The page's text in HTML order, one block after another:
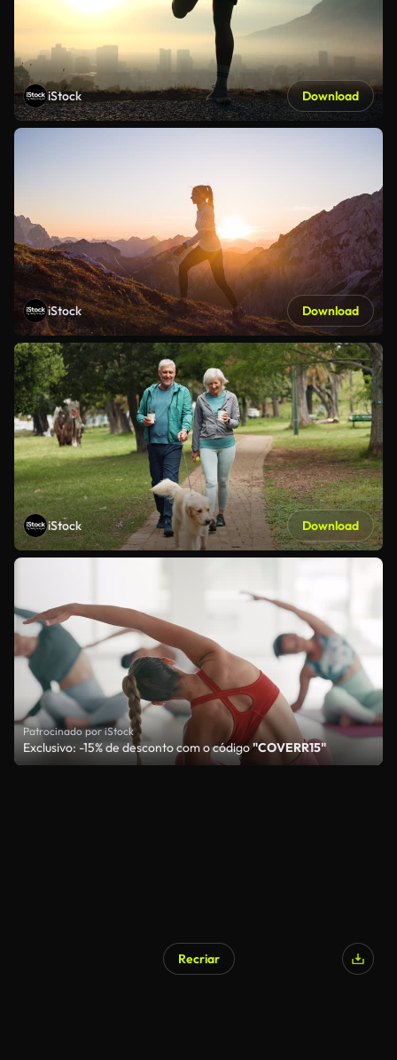
iStock Download
iStock Download
iStock Download
Patrocinado por iStock
Exclusivo: -15% de desconto com o código"COVERR15"
Recriar